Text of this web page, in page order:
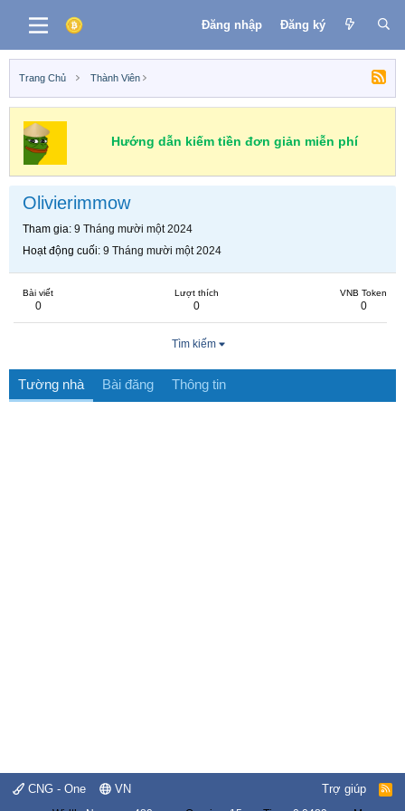
Đăng nhập Đăng ký
Trang Chủ Thành Viên
Hướng dẫn kiếm tiền đơn giản miễn phí
Olivierimmow
Tham gia 9 Tháng mười một 2024
Hoạt động cuối 9 Tháng mười một 2024
Bài viết
0
Lượt thích
0
VNB Token
0
Tìm kiếm
Tường nhà Bài đăng Thông tin
CNG - One VN Trợ giúp
R